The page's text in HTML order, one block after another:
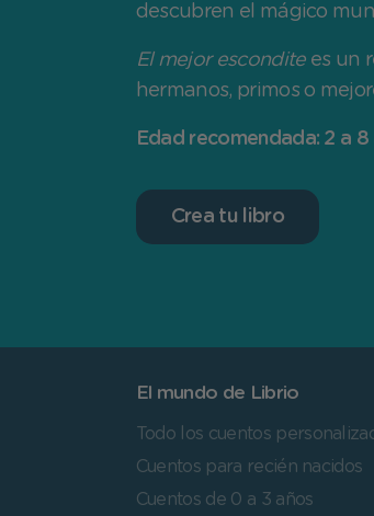
descubren el mágico
El mejor esconditees un
hermanos, primos o
Edad recomendada: 2 a 8
Crea tu libro
El mundo de Librio
Todo los cuentos
Cuentos para recién nacidos
Cuentos de 0 a 3 años